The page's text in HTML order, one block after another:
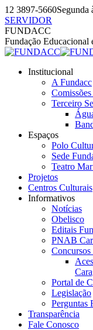
Pular
para
o
conteúdo
12 3897-5660Segunda
SERVIDOR
Facebook
page
opens
new
Instagram
page
opens
new
YouTube
page
opens
new
FUNDACC
Fundação Educacional
Institucional
A Fundacc
Terceiro
Espaços
Polo
Sede
Teatro
Projetos
Centros Culturais
Informativos
Notícias
Obelisco
Editais
PNAB
Concursos
Portal de
Legislação
Perguntas
Transparência
Fale Conosco